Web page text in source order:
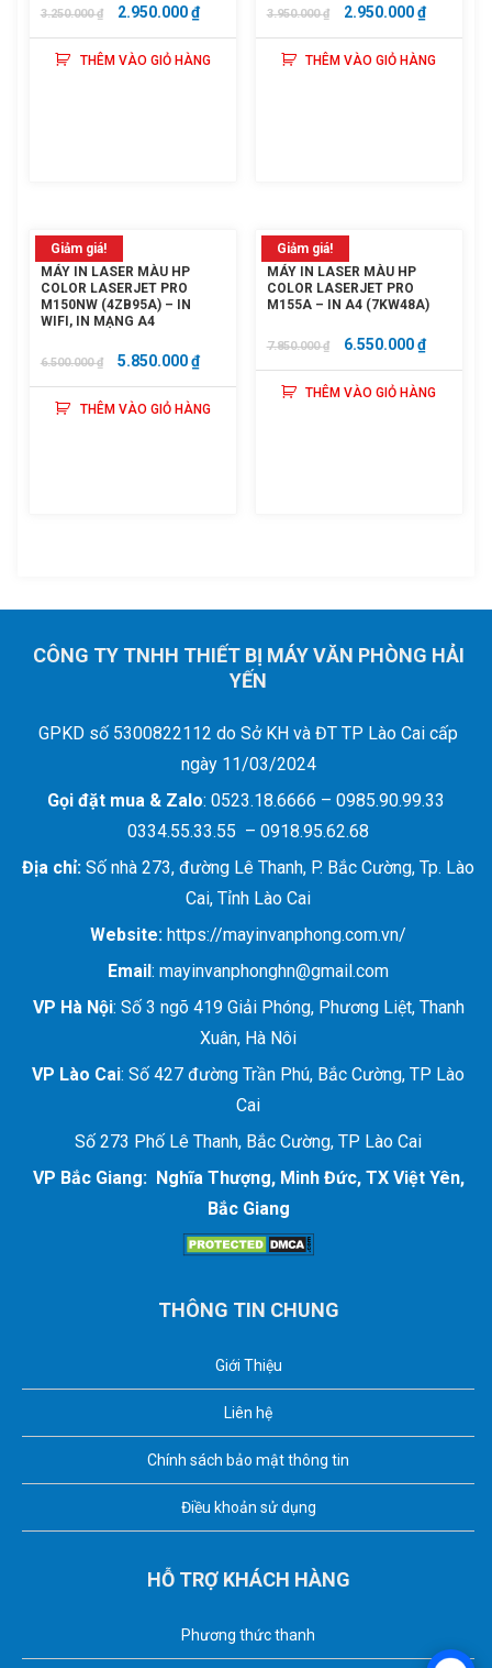
3.250.000₫
GIÁ
GỐC
LÀ:
2.950.000₫GIÁ
HIỆN
TẠI
THÊM VÀO GIỎ HÀNG
3.950.000₫
GIÁ
GỐC
LÀ:
2.950.000₫GIÁ
HIỆN
TẠI
THÊM VÀO GIỎ HÀNG
Giảm giá!
MÁY IN LASER MÀU HP
COLOR LASERJET PRO
M150NW (4ZB95A) – IN
WIFI, IN MẠNG A4
6.500.000₫
GIÁ
GỐC
LÀ:
5.850.000₫GIÁ
HIỆN
TẠI
THÊM VÀO GIỎ HÀNG
Giảm giá!
MÁY IN LASER MÀU HP
COLOR LASERJET PRO
M155A – IN A4 (7KW48A)
7.850.000₫
GIÁ
GỐC
LÀ:
6.550.000₫GIÁ
HIỆN
TẠI
THÊM VÀO GIỎ HÀNG
CÔNG TY TNHH THIẾT BỊ MÁY VĂN PHÒNG HẢI
YẾN
GPKD số 5300822112 do Sở KH và ĐT TP Lào Cai cấp
ngày 11/03/2024
Gọi đặt mua & Zalo: 0523.18.6666 – 0985.90.99.33
0334.55.33.55 – 0918.95.62.68
Địa chỉ: Số nhà 273, đường Lê Thanh, P. Bắc Cường, Tp. Lào
Cai, Tỉnh Lào Cai
Website: https://mayinvanphong.com.vn/
Email: mayinvanphonghn@gmail.com
VP Hà Nội: Số 3 ngõ 419 Giải Phóng, Phương Liệt, Thanh
Xuân, Hà Nôi
VP Lào Cai: Số 427 đường Trần Phú, Bắc Cường, TP Lào
Cai
Số 273 Phố Lê Thanh, Bắc Cường, TP Lào Cai
VP Bắc Giang: Nghĩa Thượng, Minh Đức, TX Việt Yên,
Bắc Giang
THÔNG TIN CHUNG
Giới Thiệu
Liên hệ
Chính sách bảo mật thông tin
Điều khoản sử dụng
HỖ TRỢ KHÁCH HÀNG
Phương thức thanh